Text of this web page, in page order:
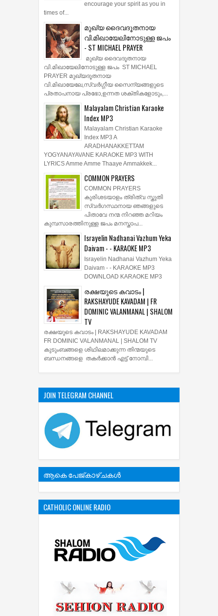
encourage your spirit as you in
times of...
മുഖ്യ ദൈവദൂതനായ
വി.മിഖായേലിനോടുള്ള ജപം
- ST MICHAEL PRAYER
മുഖ്യ ദൈവദൂതനായ
വി.മിഖായേലിനോടുള്ള ജപം ST MICHAEL
PRAYER മുഖ്യദൂതനായ
വി.മിഖായേലേ,സ്വർഗ്ഗീയ സൈന്യങ്ങളുടെ
പ്രതാപനായ പ്രഭോ,ഉന്നത ശക്തികളോടും,...
Malayalam Christian Karaoke
Index MP3
Malayalam Christian Karaoke
Index MP3 A
ARADHANAKKETTAM
YOGYANAYAVANE KARAOKE MP3 WITH
LYRICS Amme Amme Thaaye Ammakkek...
COMMON PRAYERS
COMMON PRAYERS
കുരിശടയാളം ത്രിത്വ സ്തുതി
സ്വര്‍ഗസ്ഥനായ ഞങ്ങളുടെ
പിതാവേ നന്മ നിറഞ്ഞ മറിയം
കുമ്പസാരത്തിനുള്ള ജപം മനസ്താപ...
Israyelin Nadhanai Vazhum Yeka
Daivam - - KARAOKE MP3
Israyelin Nadhanai Vazhum Yeka
Daivam - - KARAOKE MP3
DOWNLOAD KARAOKE MP3
രക്ഷയുടെ കവാടം |
RAKSHAYUDE KAVADAM | FR
DOMINIC VALANMANAL | SHALOM
TV
രക്ഷയുടെ കവാടം | RAKSHAYUDE KAVADAM
FR DOMINIC VALANMANAL | SHALOM TV
കുടുംബങ്ങളെ ശിഥിലമാക്കുന്ന തിന്മയുടെ
ബന്ധനങ്ങളെ തകർക്കാൻ എട്ട് നോമ്പി...
JOIN TELEGRAM CHANNEL
ആകെ പേജ്‌കാഴ്‌ചകള്‍
CATHOLIC ONLINE RADIO